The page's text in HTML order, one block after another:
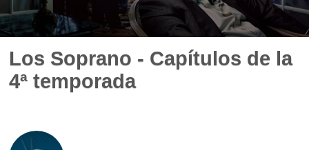
Los Soprano - Capítulos de la
4ª temporada